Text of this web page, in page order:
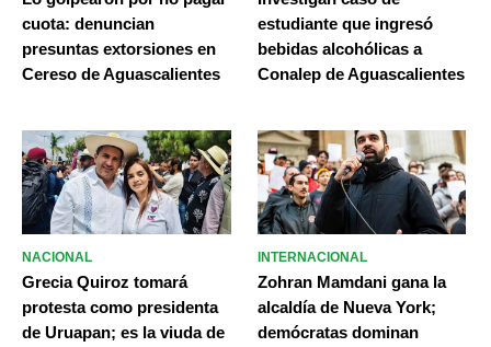
cuota: denuncian
presuntas extorsiones en
Cereso de Aguascalientes
estudiante que ingresó
bebidas alcohólicas a
Conalep de Aguascalientes
NACIONAL
Grecia Quiroz tomará
protesta como presidenta
de Uruapan; es la viuda de
INTERNACIONAL
Zohran Mamdani gana la
alcaldía de Nueva York;
demócratas dominan